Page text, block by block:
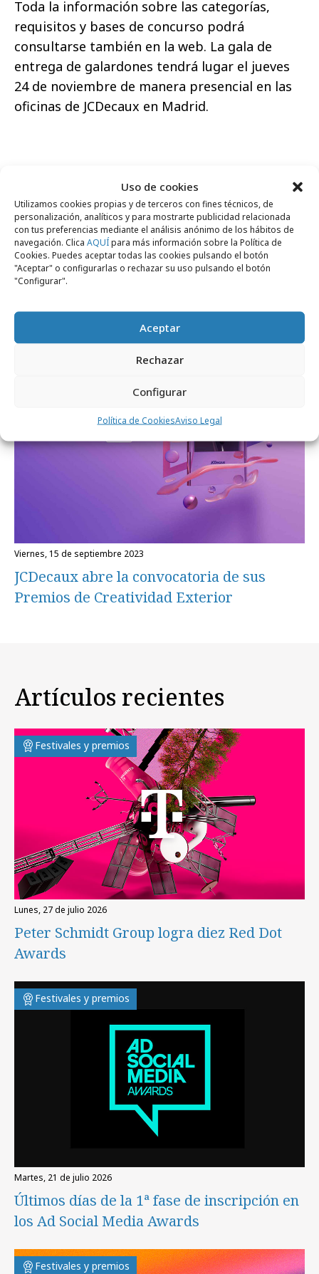
Uso de cookies
Utilizamos cookies propias y de terceros con fines técnicos, de
personalización, analíticos y para mostrarte publicidad relacionada
con tus preferencias mediante el análisis anónimo de los hábitos de
navegación. Clica AQUÍpara más información sobre la Política de
Cookies. Puedes aceptar todas las cookies pulsando el botón
"Aceptar" o configurarlas o rechazar su uso pulsando el botón
"Configurar".
Aceptar
Rechazar
Configurar
Política de CookiesAviso Legal
Toda la información sobre las categorías,
requisitos y bases de concurso podrá
consultarse también en la web. La gala de
entrega de galardones tendrá lugar el jueves
24 de noviembre de manera presencial en las
oficinas de JCDecaux en Madrid.
Noticias Relacionadas
viernes, 15 de septiembre 2023
JCDecaux abre la convocatoria de sus
Premios de Creatividad Exterior
Artículos recientes
Festivales y premios
lunes, 27 de julio 2026
Peter Schmidt Group logra diez Red Dot
Awards
Festivales y premios
martes, 21 de julio 2026
Últimos días de la 1ª fase de inscripción en
los Ad Social Media Awards
Festivales y premios